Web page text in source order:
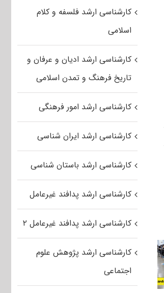
کارشناسی ارشد فلسفه و کلام
اسلامی
کارشناسی ارشد ادیان و عرفان و
تاریخ فرهنگ و تمدن اسلامی
کارشناسی ارشد امور فرهنگی
کارشناسی ارشد ایران شناسی
کارشناسی ارشد باستان شناسی
کارشناسی ارشد پدافند غیرعامل
کارشناسی ارشد پدافند غیرعامل ۲
کارشناسی ارشد پژوهش علوم
اجتماعی